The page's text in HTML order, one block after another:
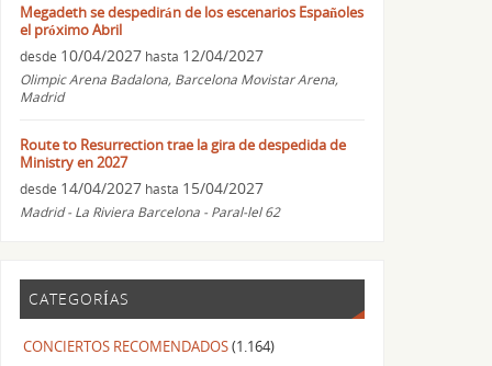
Megadeth se despedirán de los escenarios Españoles
el próximo Abril
desde 10/04/2027 hasta 12/04/2027
Olimpic Arena Badalona, Barcelona Movistar Arena,
Madrid
Route to Resurrection trae la gira de despedida de
Ministry en 2027
desde 14/04/2027 hasta 15/04/2027
Madrid - La Riviera Barcelona - Paral-lel 62
CATEGORÍAS
CONCIERTOS RECOMENDADOS(1.164)